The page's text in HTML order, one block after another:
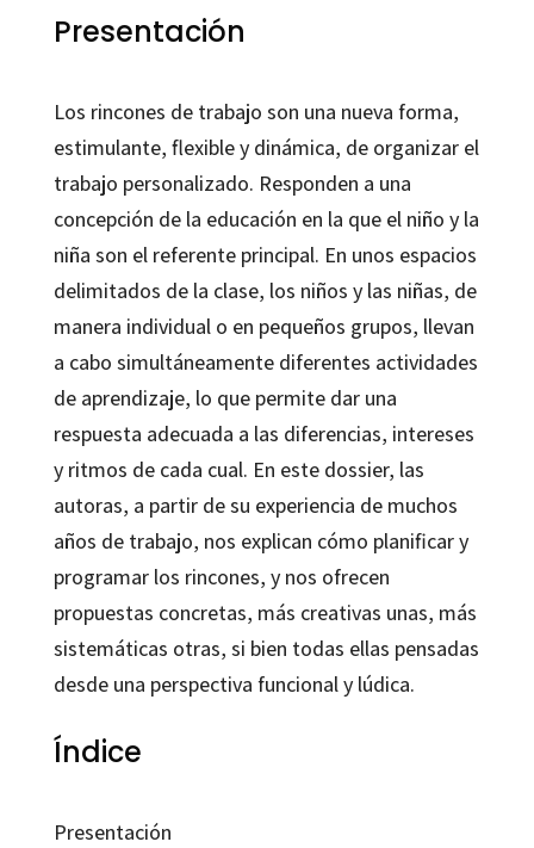
Presentación
Los rincones de trabajo son una nueva forma,
estimulante, flexible y dinámica, de organizar el
trabajo personalizado. Responden a una
concepción de la educación en la que el niño y la
niña son el referente principal. En unos espacios
delimitados de la clase, los niños y las niñas, de
manera individual o en pequeños grupos, llevan
a cabo simultáneamente diferentes actividades
de aprendizaje, lo que permite dar una
respuesta adecuada a las diferencias, intereses
y ritmos de cada cual. En este dossier, las
autoras, a partir de su experiencia de muchos
años de trabajo, nos explican cómo planificar y
programar los rincones, y nos ofrecen
propuestas concretas, más creativas unas, más
sistemáticas otras, si bien todas ellas pensadas
desde una perspectiva funcional y lúdica.
Índice
Presentación